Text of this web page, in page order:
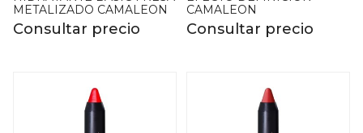
METALIZADO CAMALEON
Consultar precio
CAMALEON
Consultar precio